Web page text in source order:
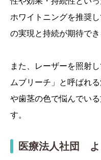
ホワイトニングを推奨
の実現と持続が期待でき
また、レーザーを照射
ムブリーチ」と呼ばれ
や歯茎の色で悩んでい
す。
医療法人社団 よ